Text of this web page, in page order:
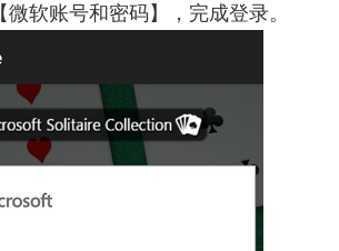
软账号和密码】，完成登录。